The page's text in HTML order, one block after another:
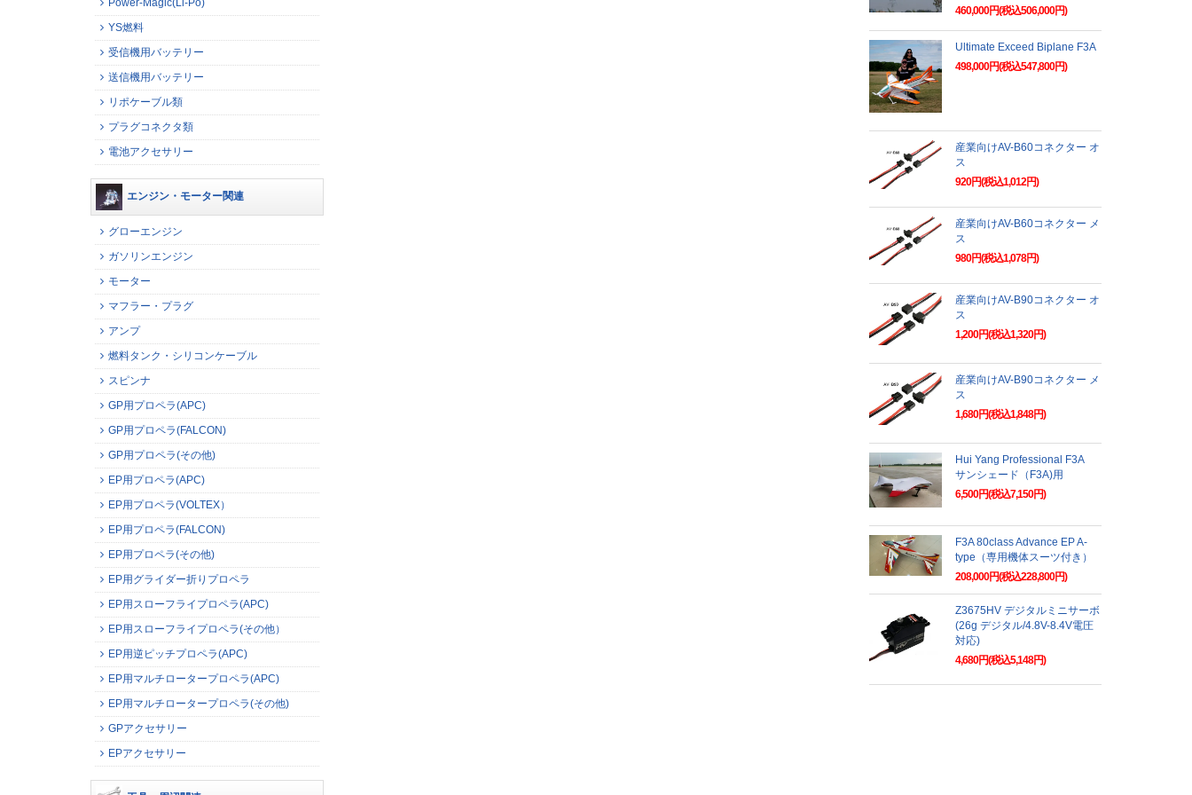
Power-Magic(Li-Po)
YS燃料
受信機用バッテリー
送信機用バッテリー
リポケーブル類
プラグコネクタ類
電池アクセサリー
エンジン・モーター関連
グローエンジン
ガソリンエンジン
モーター
マフラー・プラグ
アンプ
燃料タンク・シリコンケーブル
スピンナ
GP用プロペラ(APC)
GP用プロペラ(FALCON)
GP用プロペラ(その他)
EP用プロペラ(APC)
EP用プロペラ(VOLTEX）
EP用プロペラ(FALCON)
EP用プロペラ(その他)
EP用グライダー折りプロペラ
EP用スローフライプロペラ(APC)
EP用スローフライプロペラ(その他）
EP用逆ピッチプロペラ(APC)
EP用マルチロータープロペラ(APC)
EP用マルチロータープロペラ(その他)
GPアクセサリー
EPアクセサリー
460,000円(税込506,000円)
Ultimate Exceed Biplane F3A
498,000円(税込547,800円)
産業向けAV-B60コネクター オ
ス
920円(税込1,012円)
産業向けAV-B60コネクター メ
ス
980円(税込1,078円)
産業向けAV-B90コネクター オ
ス
1,200円(税込1,320円)
産業向けAV-B90コネクター メ
ス
1,680円(税込1,848円)
Hui Yang Professional F3A
サンシェード（F3A)用
6,500円(税込7,150円)
F3A 80class Advance EP A-
type（専用機体スーツ付き）
208,000円(税込228,800円)
Z3675HV デジタルミニサーボ
(26g デジタル/4.8V-8.4V電圧
対応)
4,680円(税込5,148円)